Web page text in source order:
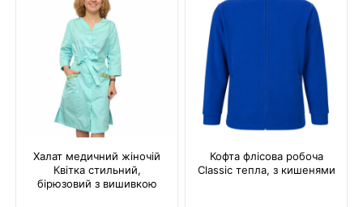
Халат медичний жіночій
Квітка стильний,
бірюзовий з вишивкою
Кофта флісова робоча
Classic тепла, з кишенями